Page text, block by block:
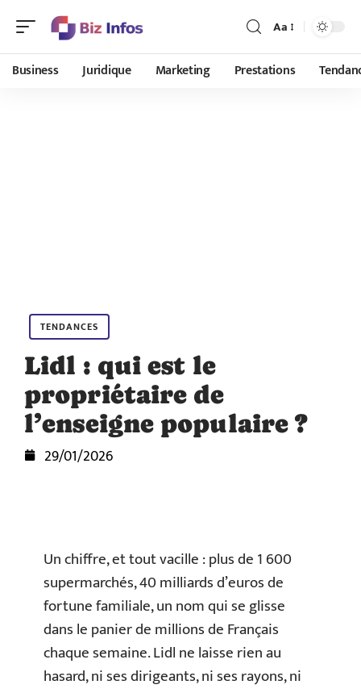
Aa
Business Juridique Marketing Prestations
TENDANCES
Lidl : qui est le
propriétaire de
l’enseigne populaire ?
29/01/2026
Un chiffre, et tout vacille : plus de 1 600
supermarchés, 40 milliards d’euros de
fortune familiale, un nom qui se glisse
dans le panier de millions de Français
chaque semaine. Lidl ne laisse rien au
hasard, ni ses dirigeants, ni ses rayons, ni